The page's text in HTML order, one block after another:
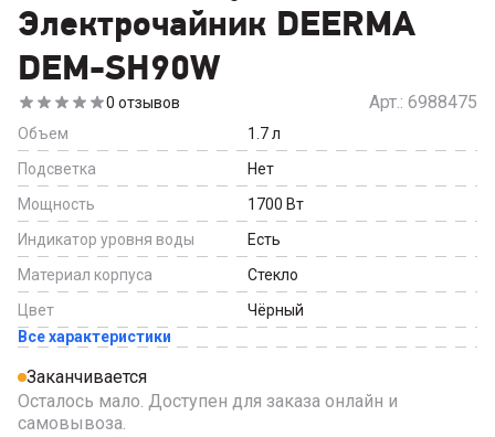
Электрочайник DEERMA
DEM-SH90W
0 отзывов Арт.: 6988475
Объем 1.7л
Подсветка
Нет
Мощность
1700 Вт
Индикатор уровня воды
Есть
Материал корпуса
Стекло
Цвет
Чёрный
Все характеристики
Заканчивается
Осталось мало. Доступен для заказа онлайн и
самовывоза.